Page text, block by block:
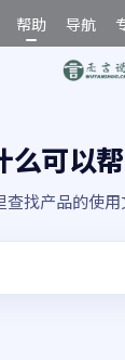
帮助 导航
么可以
查找产品的使